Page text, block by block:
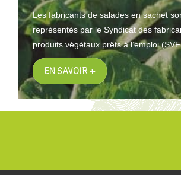
Les fabricants de salades en sachet
représentés par le Syndicat des
produits végétaux prêts à l’emploi
EN SAVOIR +